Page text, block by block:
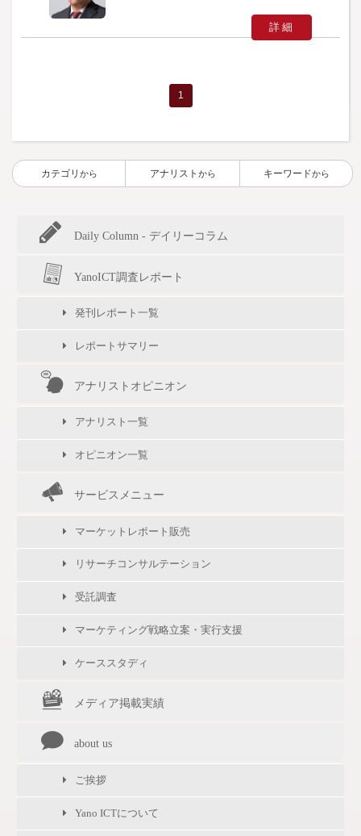
詳細
1
カテゴリ から アナリスト から キーワードから
Daily Column - デイリーコラム
YanoICT調査レポート
発刊レポート一覧
レポートサマリー
アナリストオピニオン
アナリスト一覧
オピニオン一覧
サービスメニュー
マーケットレポート販売
リサーチコンサルテーション
受託調査
マーケティング戦略立案・実行支援
ケーススタディ
メディア掲載実績
about us
ご挨拶
Yano ICTについて